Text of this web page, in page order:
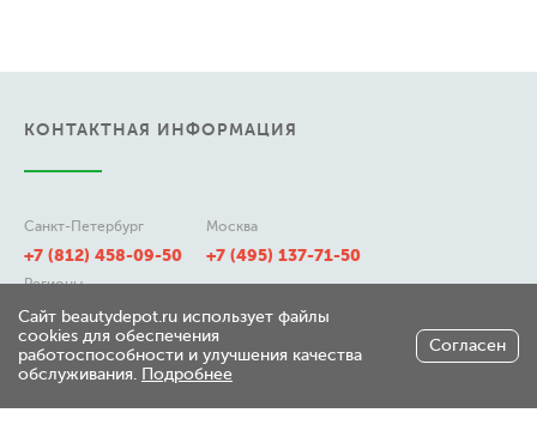
КОНТАКТНАЯ ИНФОРМАЦИЯ
Санкт-Петербург
+7 (812) 458-09-50
Москва
+7 (495) 137-71-50
Регионы
8 (800) 511-21-50
197348, г. Санкт-Петербург,
Сайт beautydepot.ru использует файлы
cookies для обеспечения
работоспособности и улучшения качества
обслуживания. Подробнее
Согласен